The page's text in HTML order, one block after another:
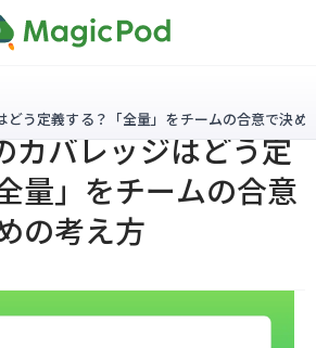
どう定義する？「全量」をチームの合意で決め
カバレッジはどう定
量」をチームの合意
の考え方